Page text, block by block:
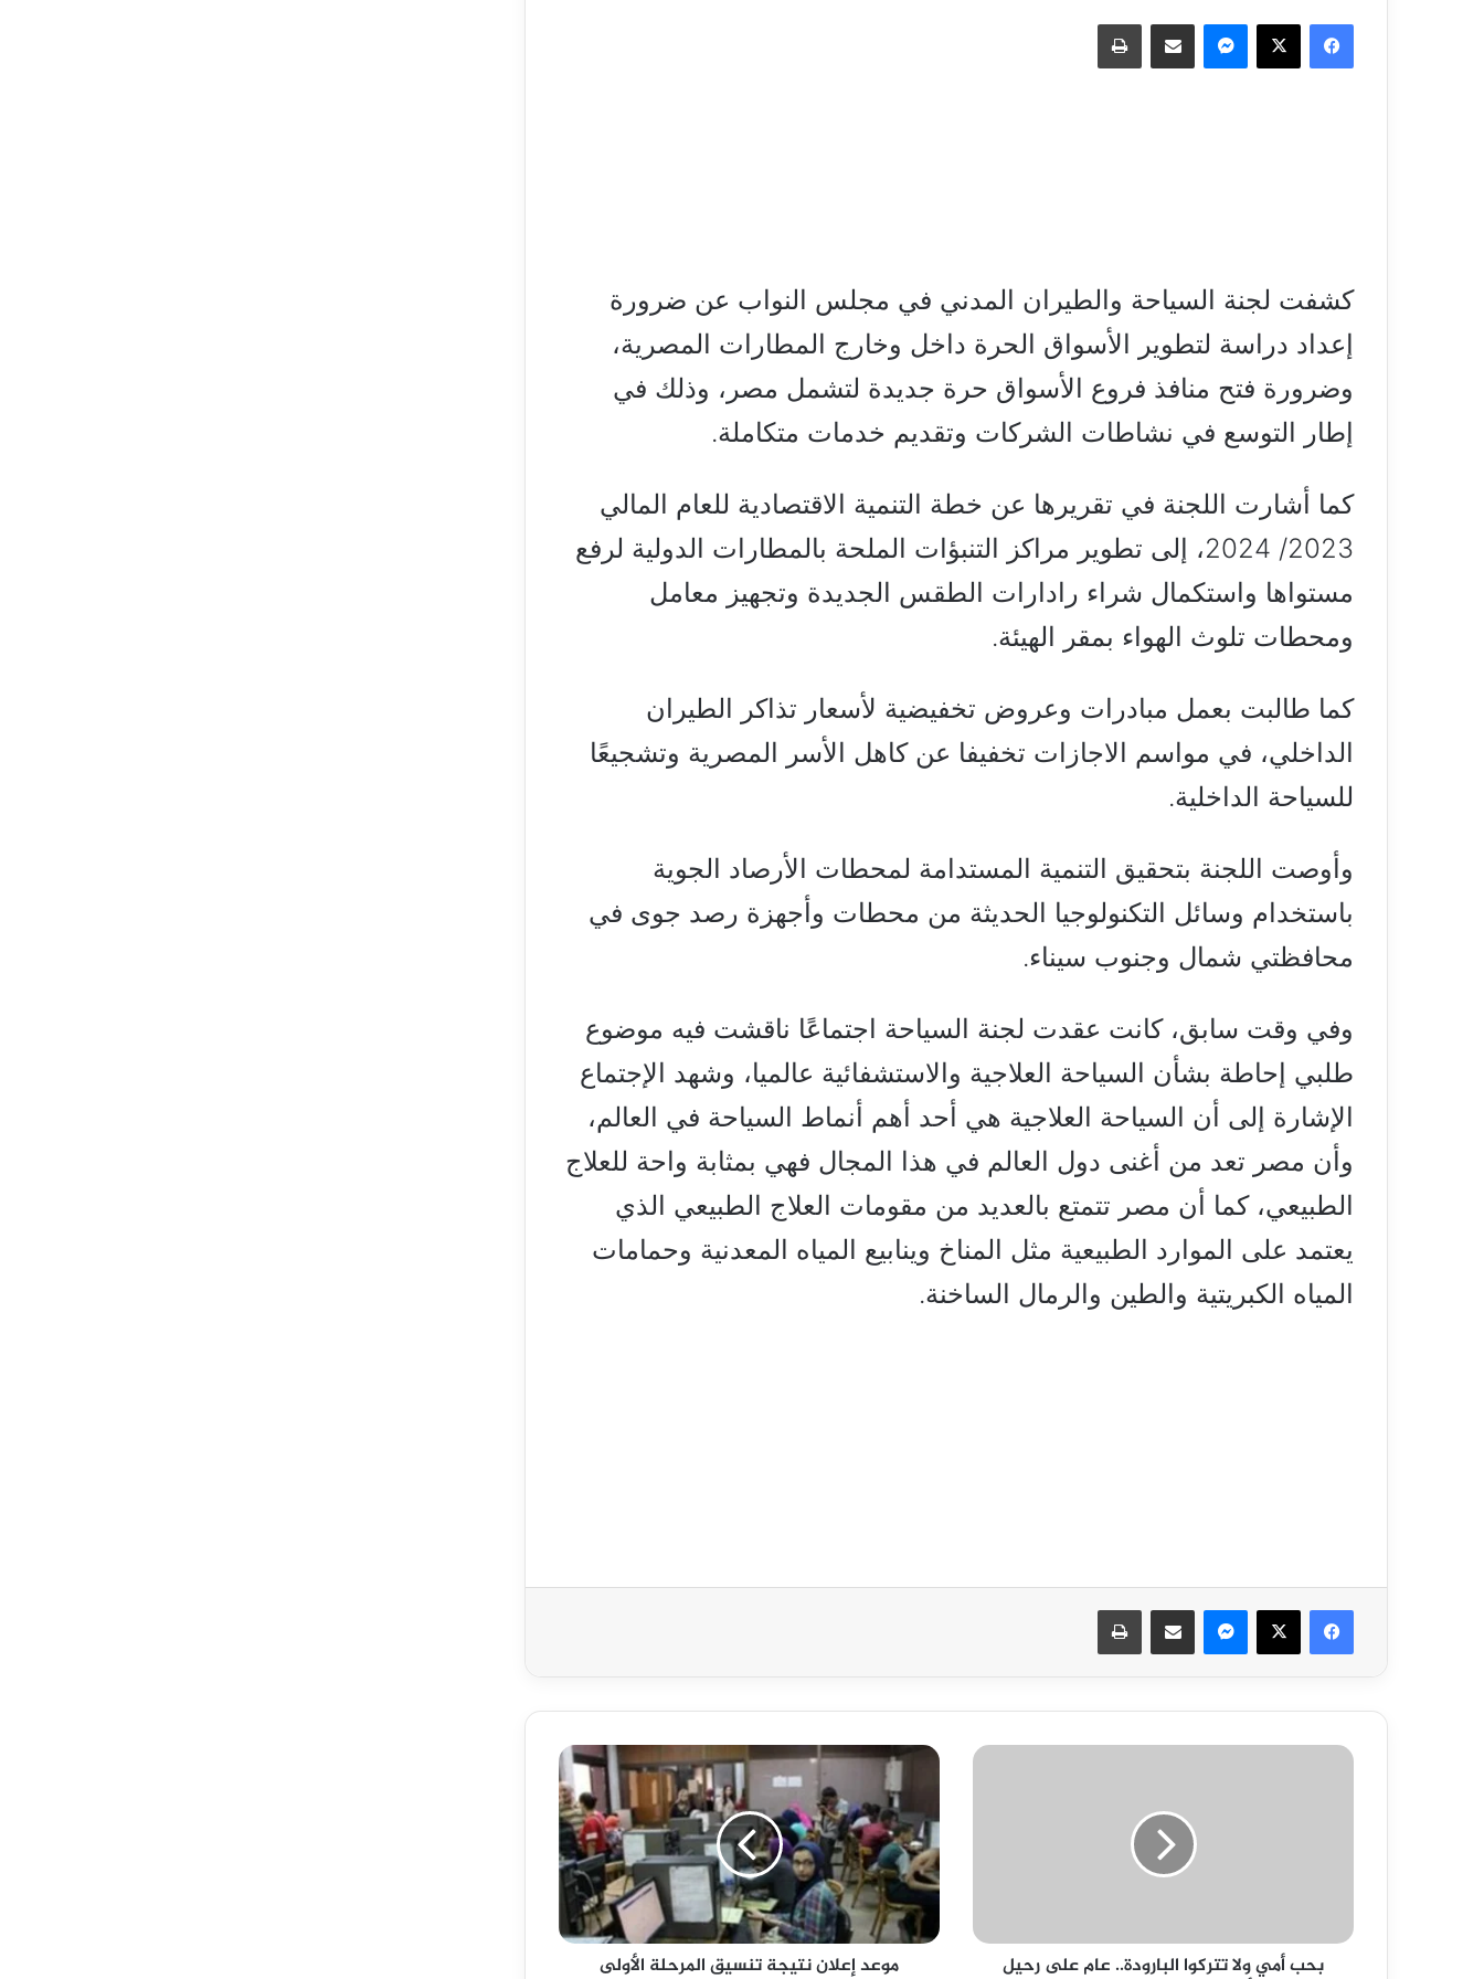
فيسبوك ‫X ماسنجر مشاركة عبر البريد طباعة
كشفت لجنة السياحة والطيران المدني في مجلس النواب عن ضرورة
إعداد دراسة لتطوير الأسواق الحرة داخل وخارج المطارات المصرية،
وضرورة فتح منافذ فروع الأسواق حرة جديدة لتشمل مصر، وذلك في
إطار التوسع في نشاطات الشركات وتقديم خدمات متكاملة.
كما أشارت اللجنة في تقريرها عن خطة التنمية الاقتصادية للعام المالي
2023/ 2024، إلى تطوير مراكز التنبؤات الملحة بالمطارات الدولية لرفع
مستواها واستكمال شراء رادارات الطقس الجديدة وتجهيز معامل
ومحطات تلوث الهواء بمقر الهيئة.
كما طالبت بعمل مبادرات وعروض تخفيضية لأسعار تذاكر الطيران
الداخلي، في مواسم الاجازات تخفيفا عن كاهل الأسر المصرية وتشجيعًا
للسياحة الداخلية.
وأوصت اللجنة بتحقيق التنمية المستدامة لمحطات الأرصاد الجوية
باستخدام وسائل التكنولوجيا الحديثة من محطات وأجهزة رصد جوى في
محافظتي شمال وجنوب سيناء.
وفي وقت سابق، كانت عقدت لجنة السياحة اجتماعًا ناقشت فيه موضوع
طلبي إحاطة بشأن السياحة العلاجية والاستشفائية عالميا، وشهد الإجتماع
الإشارة إلى أن السياحة العلاجية هي أحد أهم أنماط السياحة في العالم،
وأن مصر تعد من أغنى دول العالم في هذا المجال فهي بمثابة واحة للعلاج
الطبيعي، كما أن مصر تتمتع بالعديد من مقومات العلاج الطبيعي الذي
يعتمد على الموارد الطبيعية مثل المناخ وينابيع المياه المعدنية وحمامات
المياه الكبريتية والطين والرمال الساخنة.
فيسبوك ‫X ماسنجر مشاركة عبر البريد طباعة
بحب
صاحب
الأرواحبحب أمي ولا تتركوا البارودة.. عام على رحيل
موعد
تنسيق
المرحلة
الأولى
للكليات
2024
موعد إعلان نتيجة تنسيق المرحلة الأولى